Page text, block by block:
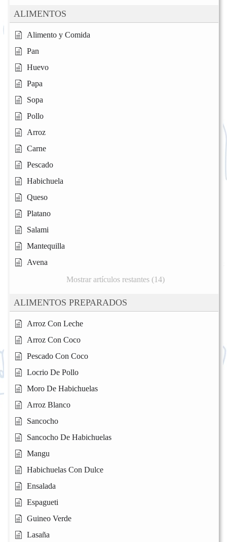
ALIMENTOS
Alimento y Comida
Pan
Huevo
Papa
Sopa
Pollo
Arroz
Carne
Pescado
Habichuela
Queso
Platano
Salami
Mantequilla
Avena
Mostrar artículos restantes (14)
ALIMENTOS PREPARADOS
Arroz Con Leche
Arroz Con Coco
Pescado Con Coco
Locrio De Pollo
Moro De Habichuelas
Arroz Blanco
Sancocho
Sancocho De Habichuelas
Mangu
Habichuelas Con Dulce
Ensalada
Espagueti
Guineo Verde
Lasaña